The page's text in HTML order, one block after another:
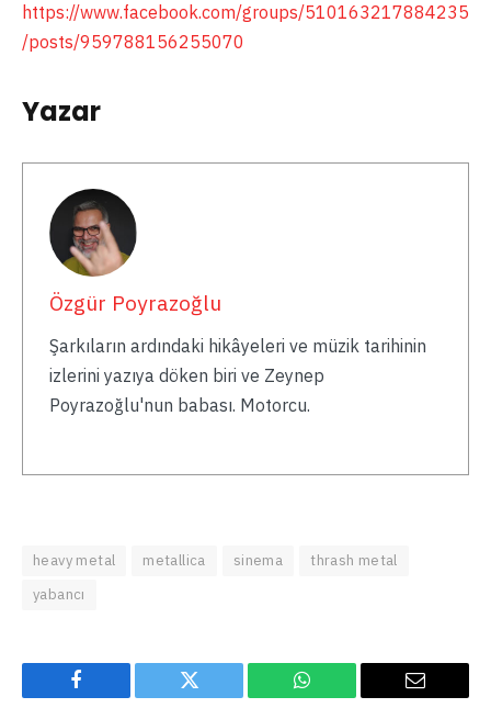
https://www.facebook.com/groups/510163217884235
/posts/959788156255070
Yazar
Özgür Poyrazoğlu
Şarkıların ardındaki hikâyeleri ve müzik tarihinin
izlerini yazıya döken biri ve Zeynep
Poyrazoğlu'nun babası. Motorcu.
heavy metal metallica sinema
thrash metal
yabancı
Facebook Twitter WhatsApp Email